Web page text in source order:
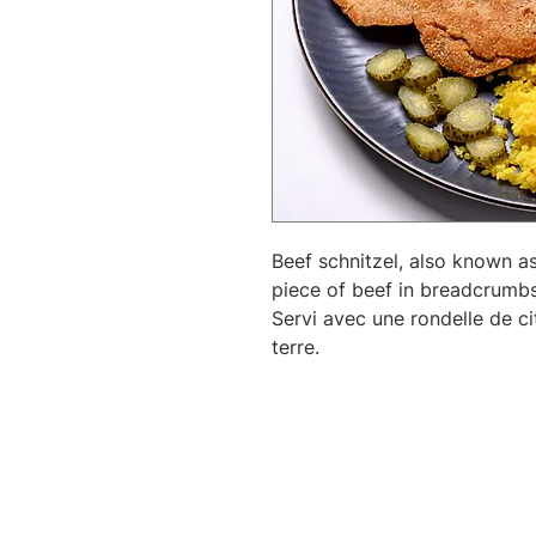
Beef schnitzel, also known
piece of beef in
Servi avec une rondelle de
terre.